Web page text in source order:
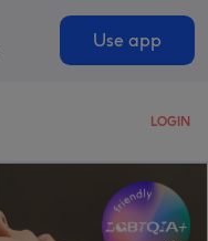
Use app
LOGIN